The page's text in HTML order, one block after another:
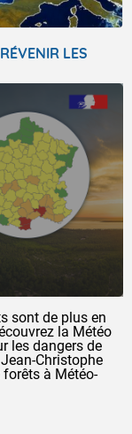
LES
sont de plus en
la Météo
les dangers de
Christophe
à Météo-